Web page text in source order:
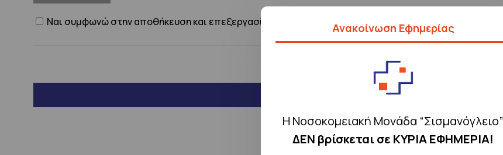
Ανακοίνωση Εφημερίας
Η Νοσοκομειακή Μονάδα “Σισμανόγλειο”
ΔΕΝ βρίσκεται σε ΚΥΡΙΑ ΕΦΗΜΕΡΙΑ!
Ναι συμφωνώ στην αποθήκευση και επεξεργασία των στοιχείων μου